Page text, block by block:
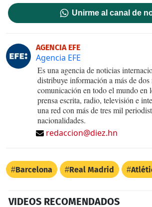
Unirme al canal de
AGENCIA EFE
Agencia EFE
Es una agencia de noticias
distribuye información a más de
comunicación en todo el mundo en
prensa escrita, radio, televisión e
una red con más de tres mil
nacionalidades.
redaccion@diez.hn
Barcelona Real Madrid
VIDEOS RECOMENDADOS